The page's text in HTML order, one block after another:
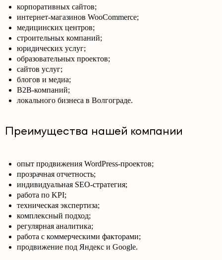
корпоративных сайтов;
интернет-магазинов WooCommerce;
медицинских центров;
строительных компаний;
юридических услуг;
образовательных проектов;
сайтов услуг;
блогов и медиа;
B2B-компаний;
локального бизнеса в Волгограде.
Преимущества нашей компании
опыт продвижения WordPress-проектов;
прозрачная отчетность;
индивидуальная SEO-стратегия;
работа по KPI;
техническая экспертиза;
комплексный подход;
регулярная аналитика;
работа с коммерческими факторами;
продвижение под Яндекс и Google.